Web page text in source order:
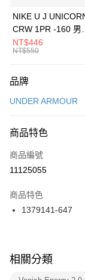
元大商業銀行
台灣樂天信用卡公司
全盈+PAY
AFTEE先享後付
【關於「AFTEE先享
便利好安心！
３．安心：先確認商
【「AFTEE先享後付
１．於結帳方式選擇
２．訂單成立數日內
３．收到繳費通知簡
ATM／網路銀行／等
※ 交易是否成功請以
是否繳費成功／繳費
客戶支援中心」
運送方式
每筆NT$100，滿
宅配
每筆NT$100，滿
付款後門市自取
每筆NT$100，滿
NIKE U J
CRW 1PR -160 男女
中統襪 FZ3393100
NT$446
NT$550
品牌
UNDER ARMOUR
商品特色
商品編號
11125055
商品特色
1379141-647
相關分類